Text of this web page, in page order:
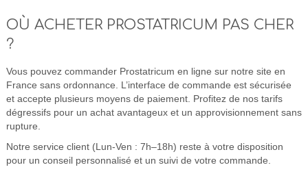
OÙ ACHETER PROSTATRICUM PAS CHER
?
Vous pouvez commander Prostatricum en ligne sur notre site en
France sans ordonnance. L’interface de commande est sécurisée
et accepte plusieurs moyens de paiement. Profitez de nos tarifs
dégressifs pour un achat avantageux et un approvisionnement sans
rupture.
Notre service client (Lun-Ven : 7h–18h) reste à votre disposition
pour un conseil personnalisé et un suivi de votre commande.